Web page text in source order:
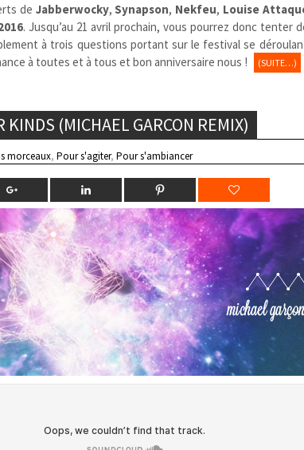
de Jabberwocky,Synapson, Nekfeu, Louise
. Jusqu’au 21 avril prochain, vous pourrez donc tenter
à trois questions portant sur le festival se
à toutes et à tous et bon anniversaire nous ! (SUITE…)
KINDS (MICHAEL GARCON REMIX)
morceaux,Pour s'agiter,Pour s'ambiancer